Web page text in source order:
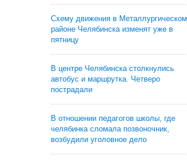
Схему движения в Металлургическом
районе Челябинска изменят уже в
пятницу
В центре Челябинска столкнулись
автобус и маршрутка. Четверо
пострадали
В отношении педагогов школы, где
челябинка сломала позвоночник,
возбудили уголовное дело